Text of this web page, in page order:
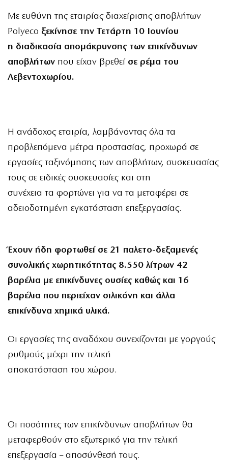
Με ευθύνη της εταιρίας διαχείρισης αποβλήτων
Polyeco ξεκίνησε την Τετάρτη 10 Ιουνίου
η διαδικασία απομάκρυνσης των επικίνδυνων
αποβλήτων που είχαν βρεθεί σε ρέμα του
Λεβεντοχωρίου.
Η ανάδοχος εταιρία, λαμβάνοντας όλα τα
προβλεπόμενα μέτρα προστασίας, προχωρά σε
εργασίες ταξινόμησης των αποβλήτων, συσκευασίας
τους σε ειδικές συσκευασίες και στη
συνέχεια τα φορτώνει για να τα μεταφέρει σε
αδειοδοτημένη εγκατάσταση επεξεργασίας.
Έχουν ήδη φορτωθεί σε 21 παλετο-δεξαμενές
συνολικής χωρητικότητας 8.550 λίτρων 42
βαρέλια με επικίνδυνες ουσίες καθώς και 16
βαρέλια που περιείχαν σιλικόνη και άλλα
επικίνδυνα χημικά υλικά.
Οι εργασίες της αναδόχου συνεχίζονται με γοργούς
ρυθμούς μέχρι την τελική
αποκατάσταση του χώρου.
Οι ποσότητες των επικίνδυνων αποβλήτων θα
μεταφερθούν στο εξωτερικό για την τελική
επεξεργασία – αποσύνθεσή τους.